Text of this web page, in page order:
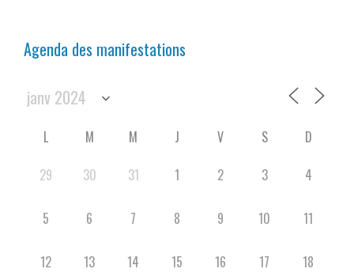
Agenda des manifestations
L M M J V S
D
29
30 31 1 2 3 4
5 6 7 8 9 10 11
12 13 14 15 16 17 18